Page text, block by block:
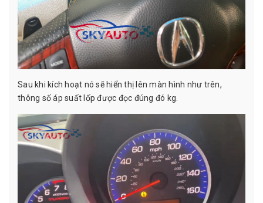
Sau khi kích hoạt nó sẽ hiển thị lên màn hình như trên,
thông số áp suất lốp được đọc đúng đó kg.